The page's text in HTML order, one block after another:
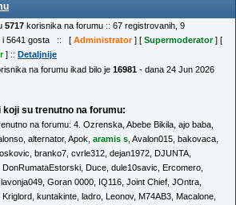
5717 korisnika na forumu :: 67 registrovanih, 9
i 5641 gosta :: [ Administrator] [ Supermoderator] [
] :: Detaljnije
na forumu ikad bilo je 16981 - dana 24 Jun 2026
koji su trenutno na forumu:
na forumu: 4. Ozrenska Abebe Bikila ajo baba
alternator, Apok aramis s Avalon015 bakovaca
branko7 cvrle312 dejan1972 DJUNTA
DonRumataEstorski Duce dule10savic Ercomero
Goran 0000 IQ116 Joint Chief JOntra
Kriglord kuntakinte ladro Leonov, M74AB3 Macalone